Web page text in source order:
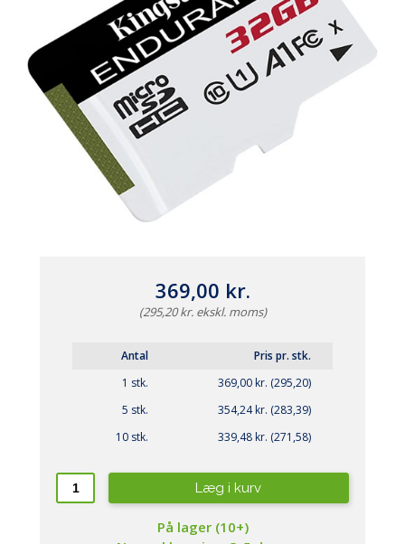
369,00 kr.
(295,20 kr. ekskl. moms)
Antal
Pris pr. stk.
1 stk.
369,00 kr. (295,20)
5 stk.
354,24 kr. (283,39)
10 stk.
339,48 kr. (271,58)
Læg i kurv
På lager (10+)